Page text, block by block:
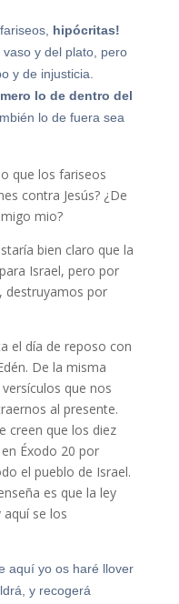
hipócritas!
y del plato, pero
y de injusticia.
lo de dentro del
lo de fuera sea
que los fariseos
contra Jesús? ¿De
mio?
bien claro que la
Israel, pero por
destruyamos por
el día de reposo con
De la misma
que nos
al presente.
creen que los diez
Éxodo 20 por
el pueblo de Israel.
es que la ley
se los
aquí yo os haré llover
y recogerá